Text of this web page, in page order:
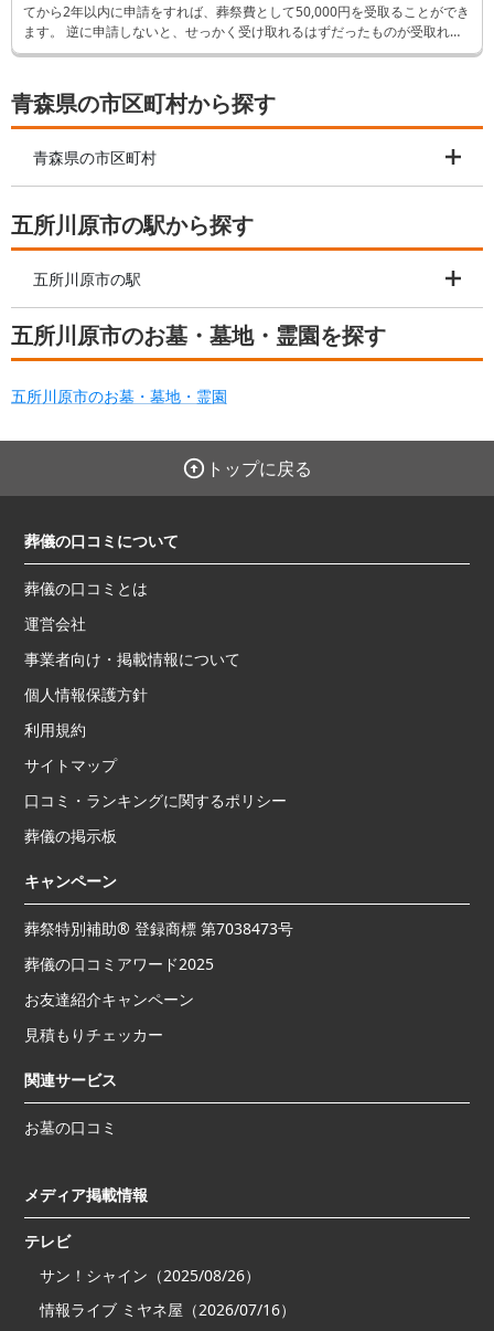
てから2年以内に申請をすれば、葬祭費として50,000円を受取ることができ
ます。 逆に申請しないと、せっかく受け取れるはずだったものが受取れな
くなってしまいます。 そんなことにならないよう、この記事では申請方法
青森県の市区町村から探す
青森県の市区町村
五所川原市の駅から探す
五所川原市の駅
五所川原市のお墓・墓地・霊園を探す
五所川原市のお墓・墓地・霊園
トップに戻る
葬儀の口コミについて
葬儀の口コミとは
運営会社
事業者向け・掲載情報について
個人情報保護方針
利用規約
サイトマップ
口コミ・ランキングに関するポリシー
葬儀の掲示板
キャンペーン
葬祭特別補助® 登録商標 第7038473号
葬儀の口コミアワード2025
お友達紹介キャンペーン
見積もりチェッカー
関連サービス
お墓の口コミ
メディア掲載情報
テレビ
サン！シャイン（2025/08/26）
情報ライブ ミヤネ屋（2026/07/16）